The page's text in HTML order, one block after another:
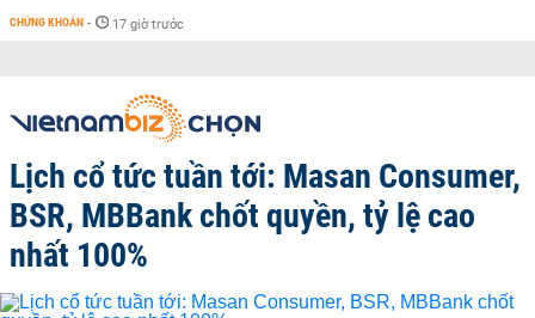
CHỨNG KHOÁN - 17 giờ trước
Lịch cổ tức tuần tới: Masan Consumer,
BSR, MBBank chốt quyền, tỷ lệ cao
nhất 100%